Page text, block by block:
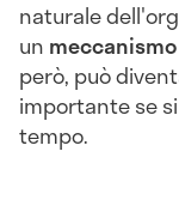
naturale
un
però, può
importante se
tempo.